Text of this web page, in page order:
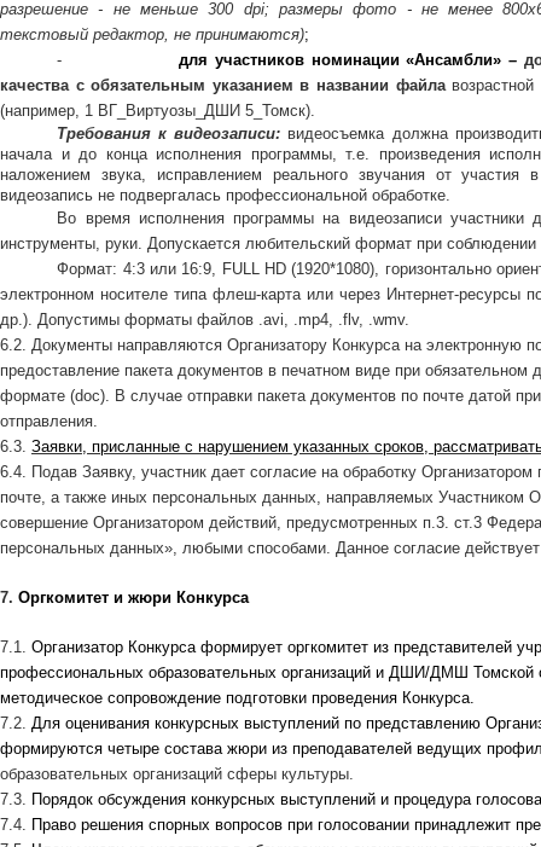
разрешение - не меньше 300 dpi; размеры фото - не менее
текстовый редактор, не принимаются);
-
для участников номинации «Ансамбли» –
качества с обязательным указанием в названии файла
(например, 1 ВГ_Виртуозы_ДШИ 5_Томск).
Требования к видеозаписи: видеосъемка должна
начала и до конца исполнения программы, т.е. произведения
наложением звука, исправлением реального звучания от участия
видеозапись не подвергалась профессиональной обработке.
Во время исполнения программы на видеозаписи
инструменты, руки. Допускается любительский формат при
Формат: 4:3 или 16:9, FULL HD (1920*1080), горизонтально
электронном носителе типа флеш-карта или через Интернет-
др.). Допустимы форматы файлов .avi, .mp4, .flv, .wmv.
6.2. Документы направляются Организатору Конкурса на электронную
предоставление пакета документов в печатном виде при обязательном
формате (doc). В случае отправки пакета документов по почте датой
отправления.
6.3. Заявки, присланные с нарушением указанных сроков,
6.4. Подав Заявку, участник дает согласие на обработку
почте, а также иных персональных данных, направляемых Участником
совершение Организатором действий, предусмотренных п.3. ст.3
персональных данных», любыми способами. Данное согласие действует
7. Оргкомитет и жюри Конкурса
7.1. Организатор Конкурса формирует оргкомитет из представителей
профессиональных образовательных организаций и ДШИ/ДМШ Томской
методическое сопровождение подготовки проведения Конкурса.
7.2. Для оценивания конкурсных выступлений по представлению
формируются четыре состава жюри из преподавателей ведущих
образовательных организаций сферы культуры.
7.3. Порядок обсуждения конкурсных выступлений и процедура
7.4. Право решения спорных вопросов при голосовании принадлежит